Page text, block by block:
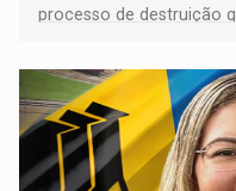
processo de destruição